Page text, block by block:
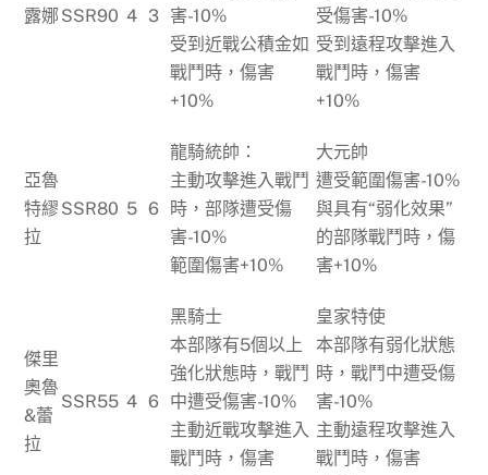
露娜 SSR90 4 3 害-10%
受到近戰公積金如
戰鬥時，傷害
+10%
受傷害-10%
受到遠程攻擊進入
戰鬥時，傷害
+10%
亞魯
特繆
拉
SSR80 5 6
龍騎統帥：
主動攻擊進入戰鬥
時，部隊遭受傷
害-10%
範圍傷害+10%
大元帥
遭受範圍傷害-10%
與具有“弱化效果”
的部隊戰鬥時，傷
害+10%
傑里
奧魯
&蕾
拉
SSR55 4 6
黑騎士
本部隊有5個以上
強化狀態時，戰鬥
中遭受傷害-10%
主動近戰攻擊進入
戰鬥時，傷害
皇家特使
本部隊有弱化狀態
時，戰鬥中遭受傷
害-10%
主動遠程攻擊進入
戰鬥時，傷害